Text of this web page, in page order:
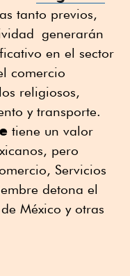
tanto previos,
generarán
en el sector
comercio
religiosos,
y transporte.
tiene un valor
pero
Servicios
detona el
México y otras